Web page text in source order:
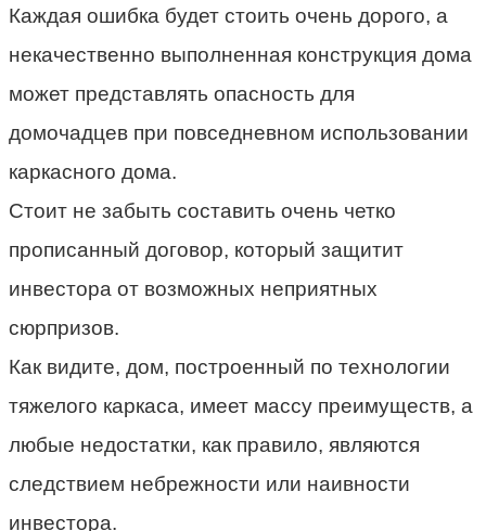
Каждая ошибка будет стоить очень дорого, а
некачественно выполненная конструкция дома
может представлять опасность для
домочадцев при повседневном использовании
каркасного дома.
Стоит не забыть составить очень четко
прописанный договор, который защитит
инвестора от возможных неприятных
сюрпризов.
Как видите, дом, построенный по технологии
тяжелого каркаса, имеет массу преимуществ, а
любые недостатки, как правило, являются
следствием небрежности или наивности
инвестора.